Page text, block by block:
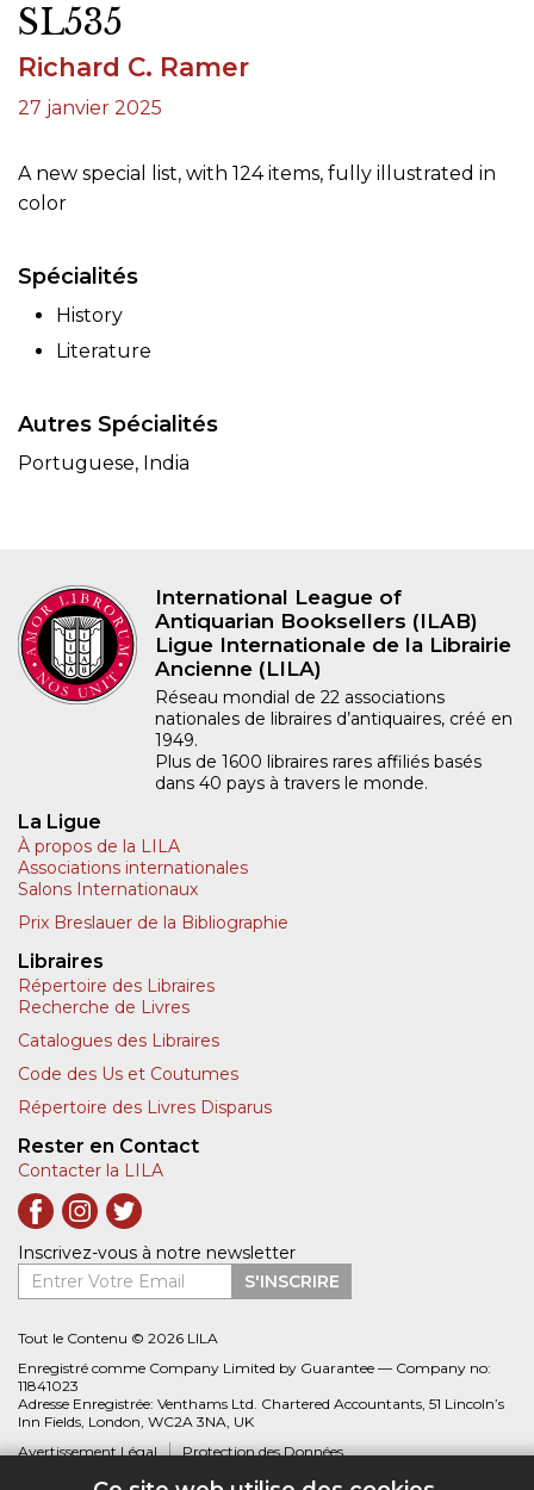
SL535
Richard C. Ramer
27 janvier 2025
A new special list, with 124 items, fully illustrated in
color
Spécialités
History
Literature
Autres Spécialités
Portuguese, India
International League of
Antiquarian Booksellers (ILAB)
Ligue Internationale de la Librairie
Ancienne (LILA)
Réseau mondial de 22 associations
nationales de libraires d’antiquaires, créé en
1949.
Plus de 1600 libraires rares affiliés basés
dans 40 pays à travers le monde.
La Ligue
À propos de la LILA
Associations internationales
Salons Internationaux
Prix Breslauer de la Bibliographie
Libraires
Répertoire des Libraires
Recherche de Livres
Catalogues des Libraires
Code des Us et Coutumes
Répertoire des Livres Disparus
Rester en Contact
Contacter la LILA
Inscrivez-vous à notre newsletter
Entrer Votre Email
S'INSCRIRE
Tout le Contenu © 2026 LILA
Enregistré comme Company Limited by Guarantee — Company no:
11841023
Adresse Enregistrée: Venthams Ltd. Chartered Accountants, 51 Lincoln’s
Inn Fields, London, WC2A 3NA, UK
Avertissement Légal
Protection des Données